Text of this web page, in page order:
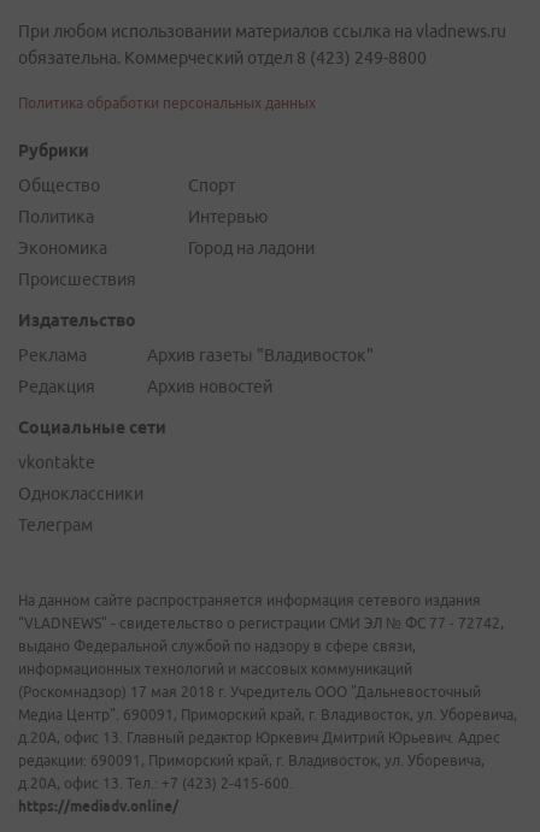
При любом использовании материалов ссылка на vladnews.ru
обязательна. Коммерческий отдел 8 (423) 249-8800
Политика обработки персональных данных
Рубрики
Общество
Политика
Экономика
Происшествия
Спорт
Интервью
Город на ладони
Издательство
Реклама
Редакция
Архив газеты "Владивосток"
Архив новостей
Социальные сети
vkontakte
Одноклассники
Телеграм
На данном сайте распространяется информация сетевого издания
"VLADNEWS" - свидетельство о регистрации СМИ ЭЛ № ФС 77 - 72742,
выдано Федеральной службой по надзору в сфере связи,
информационных технологий и массовых коммуникаций
(Роскомнадзор) 17 мая 2018 г. Учредитель ООО "Дальневосточный
Медиа Центр". 690091, Приморский край, г. Владивосток, ул. Уборевича,
д.20А, офис 13. Главный редактор Юркевич Дмитрий Юрьевич. Адрес
редакции: 690091, Приморский край, г. Владивосток, ул. Уборевича,
д.20А, офис 13. Тел.: +7 (423) 2-415-600.
https://mediadv.online/